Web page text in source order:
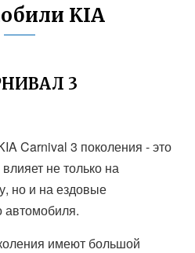
KIA
3
Carnival 3 поколения - это
не только на
но и на ездовые
автомобиля.
имеют большой